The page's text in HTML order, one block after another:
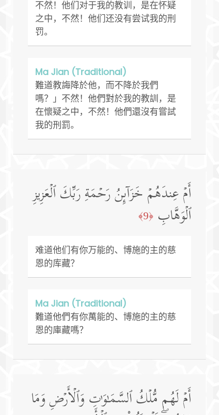
不然！他们对于我的教训，是在怀疑
之中，不然！他们还没有尝试我的刑
罚。
Ma Jian (Traditional)
難道教誨降於他，而不降於我們
嗎？」不然！他們對於我的教訓，是
在懷疑之中，不然！他們還沒有嘗試
我的刑罰。
أَمۡ عِندَهُمۡ خَزَاۤىِٕنُ رَحۡمَةِ رَبِّكَ ٱلۡعَزِیزِ
ٱلۡوَهَّابِ ﴿9﴾
难道他们有你万能的、博施的主的慈
恩的库藏？
Ma Jian (Traditional)
難道他們有你萬能的、博施的主的慈
恩的庫藏嗎？
أَمۡ لَهُم مُّلۡكُ ٱلسَّمَـٰوَ ٰ⁠تِ وَٱلۡأَرۡضِ وَمَا